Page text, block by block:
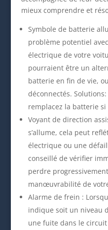
mieux comprendre et
Symbole de batterie
problème potentiel
électrique de votre
pourraient être un
batterie en fin de vie,
déconnectés.
remplacez la batterie si
Voyant de direction
s’allume, cela peut
électrique ou une
conseillé de vérifier
perdre
manœuvrabilité de
Alarme de frein :
indique soit un niveau
une fuite dans le